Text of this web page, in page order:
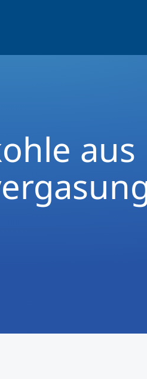
aus